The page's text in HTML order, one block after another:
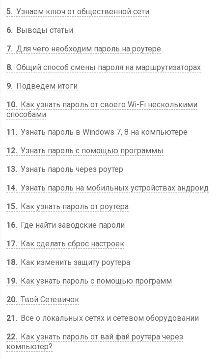
5 Узнаем ключ от общественной сети
6
Выводы статьи
7 Для чего необходим пароль на роутере
8 Общий способ смены пароля на маршрутизаторах
9
Подведем итоги
10
Как узнать пароль от своего Wi-Fi несколькими
способами
11
Узнать пароль в Windows 7, 8 на компьютере
12 Узнать пароль с помощью программы
13 Узнать пароль через роутер
14 Узнать пароль на мобильных устройствах андроид
15
Как узнать пароль от роутера
16
Где найти заводские пароли
17
Как сделать сброс настроек
18
Как изменить защиту роутера
19
Как узнать пароль с помощью программ
20 Твой Сетевичок
21
Все о локальных сетях и сетевом оборудовании
22
Как узнать пароль от вай фай роутера через
компьютер?